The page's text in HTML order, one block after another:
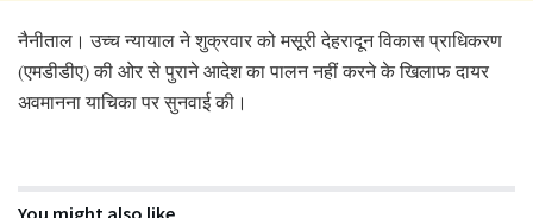
नैनीताल। उच्च न्यायाल ने शुक्रवार को मसूरी देहरादून विकास प्राधिकरण
(एमडीडीए) की ओर से पुराने आदेश का पालन नहीं करने के खिलाफ दायर
अवमानना याचिका पर सुनवाई की।
You might also like